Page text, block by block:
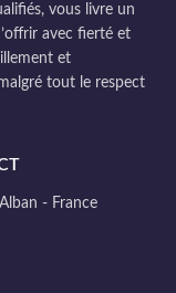
vous livre un
avec fierté et
et
tout le respect
- France